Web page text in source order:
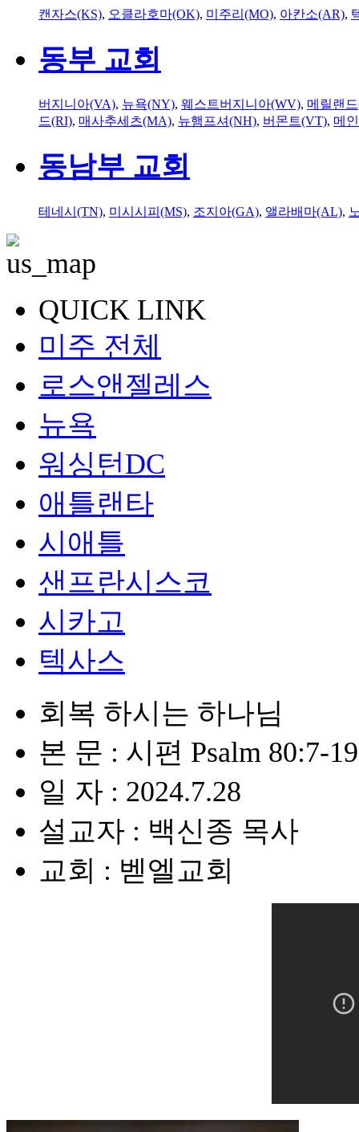
캔자스(KS), 오클라호마(OK), 미주리(MO), 아칸소(AR),
동부 교회
버지니아(VA), 뉴욕(NY), 웨스트버지니아(WV), 메릴랜
드(RI), 매사추세츠(MA), 뉴햄프셔(NH), 버몬트(VT), 메
동남부 교회
테네시(TN), 미시시피(MS), 조지아(GA), 앨라배마(AL),
QUICK LINK
미주 전체
로스앤젤레스
뉴욕
워싱턴DC
애틀랜타
시애틀
샌프란시스코
시카고
텍사스
회복 하시는 하나님
본 문 : 시편 Psalm 80:7-19
일 자 : 2024.7.28
설교자 : 백신종 목사
교회 : 벧엘교회